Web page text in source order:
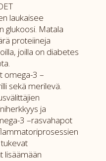
laukaisee
glukoosi. Matala
proteiineja
joilla on diabetes
omega-3 –
sekä merilevä.
ja
3 –rasvahapot
lisäämään